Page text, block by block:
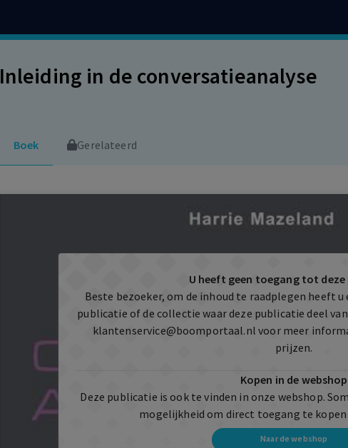
Inleiding in de conversatieanalyse
Boek Gerelateerd
U heeft geen toegang tot
Beste bezoeker, om de inhoud te raadplegen heeft
publicatie of de collectie waar deze publicatie deel
klantenservice@boomportaal.nl voor meer
prijzen.
Kopen in de webshop
Deze publicatie is ook te vinden in onze webshop.
mogelijkheid om direct toegang te
Naar de webshop